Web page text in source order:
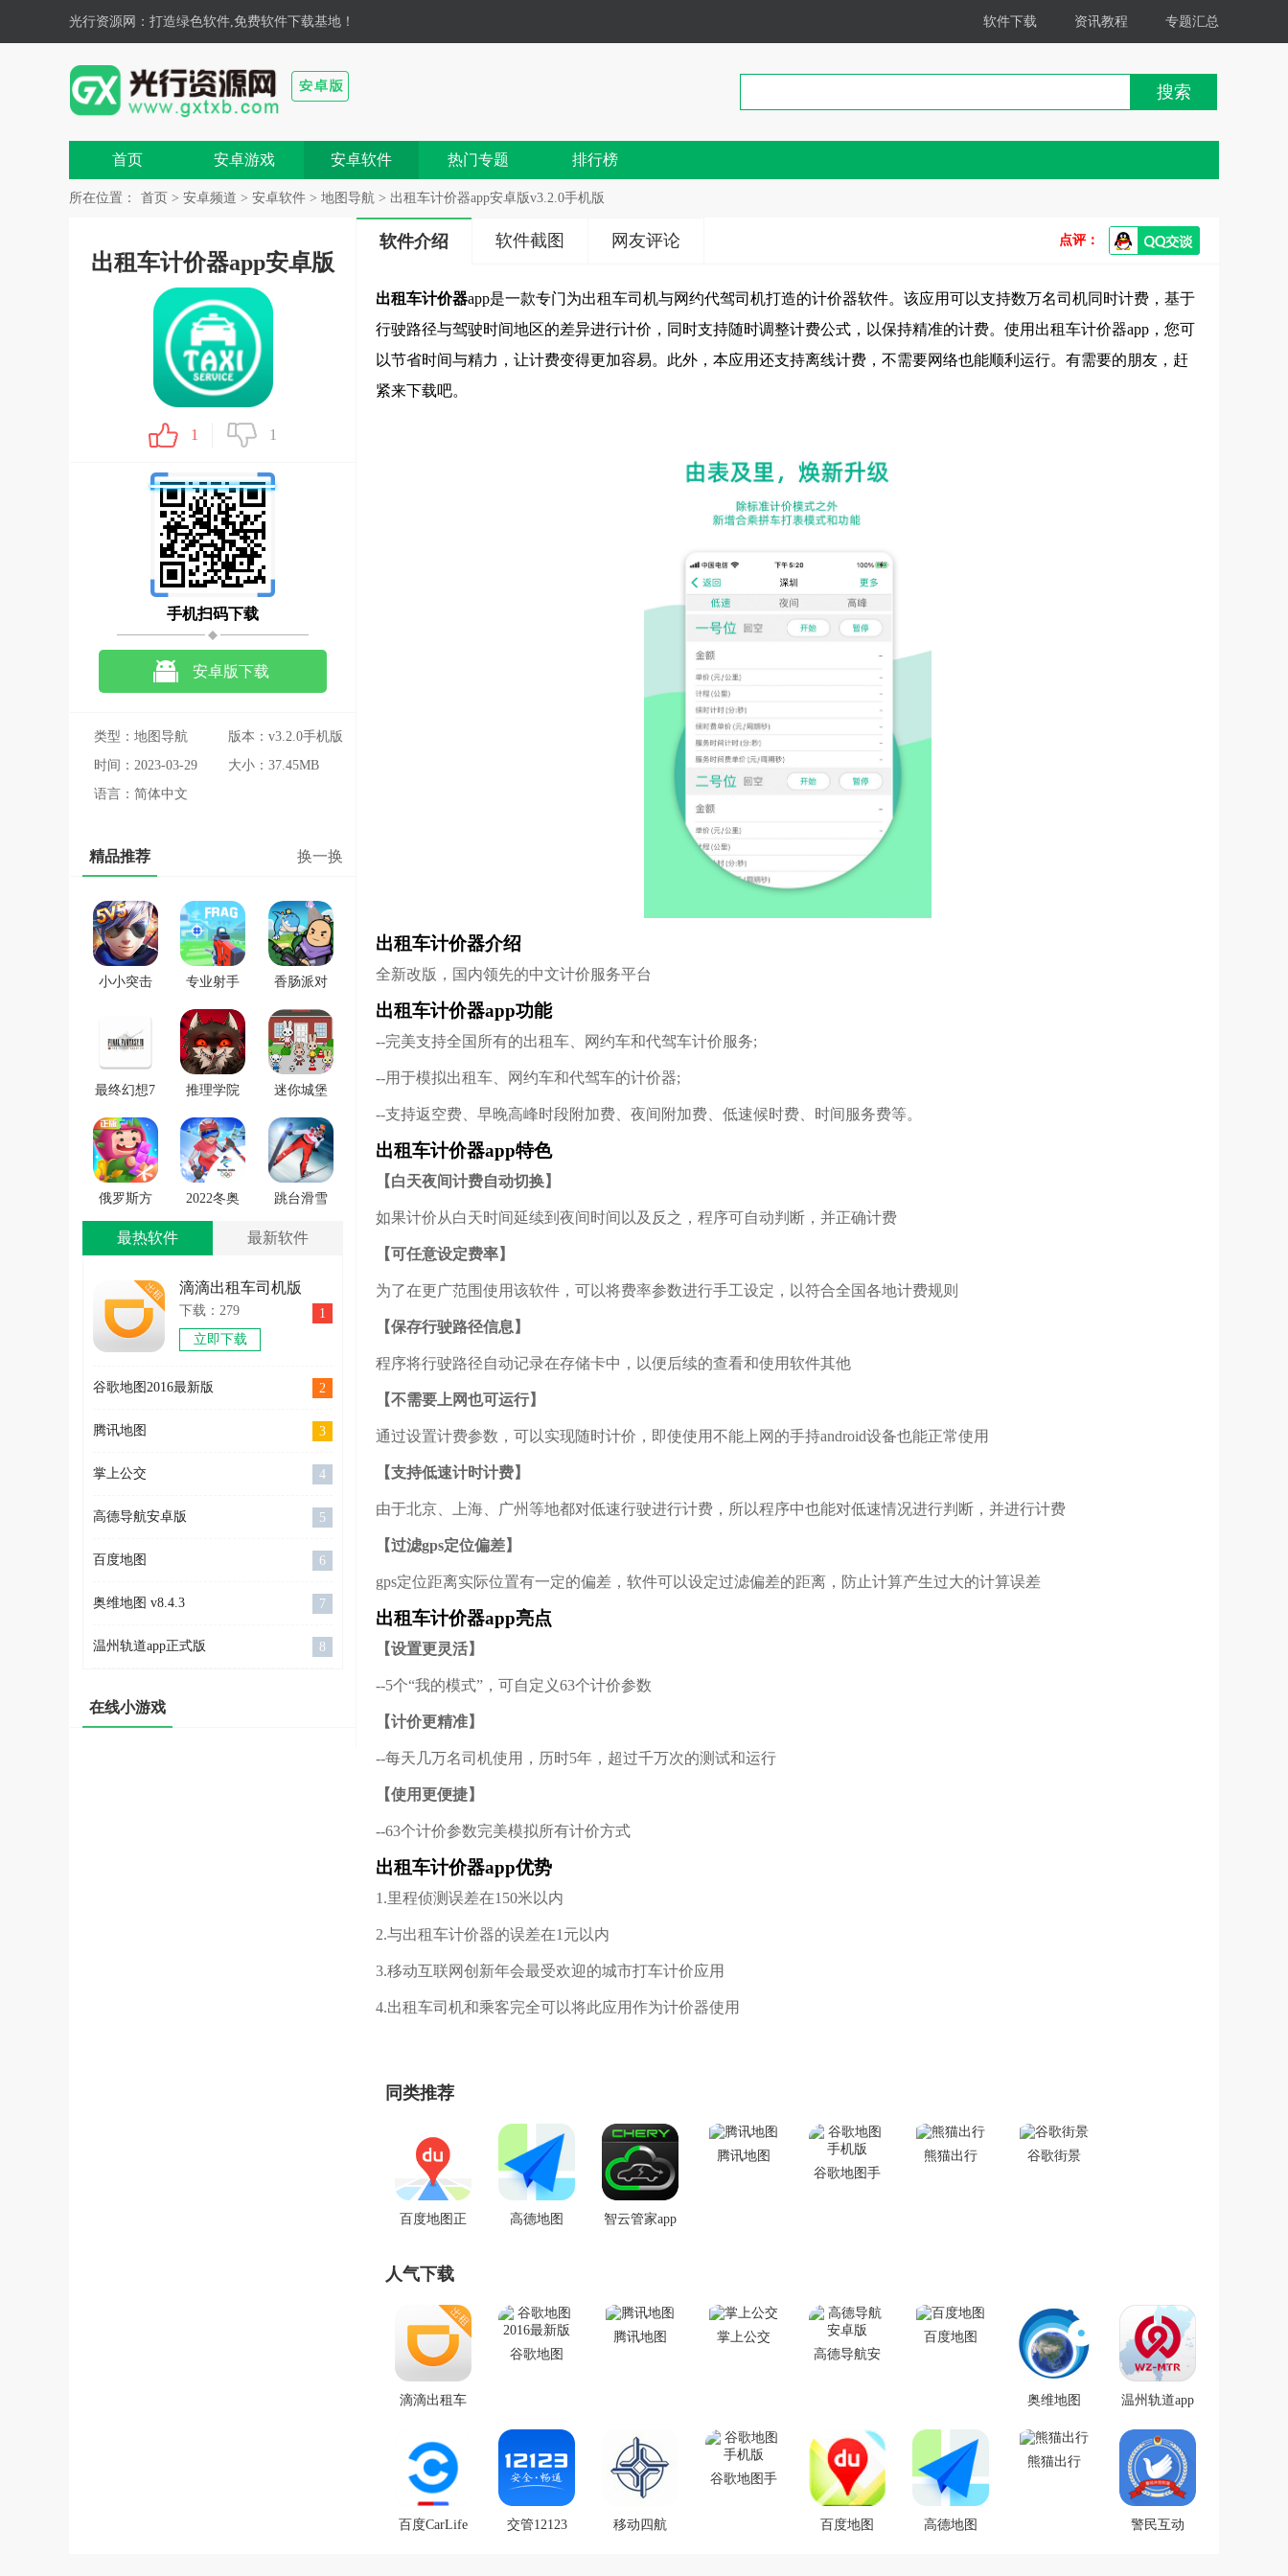
光行资源网 ：打造绿色软件,免费软件下载基地！ 软件下载 资讯教程 专题汇总
搜索
首页 安卓游戏 安卓软件 热门专题 排行榜
所在位置： 首页 > 安卓频道 > 安卓软件 > 地图导航 > 出租车计价器app安卓版v3.2.0手机版
出租车计价器app安卓版
1 1
手机扫码下载
安卓版下载
类型：地图导航
版本：v3.2.0手机版
时间：2023-03-29
大小：37.45MB
语言：简体中文
精品推荐 换一换
小小突击
专业射手
FRAG
香肠派对
正版手戏
最终幻想7
第一士兵
app
推理学院
手游安卓
版
迷你城堡
小镇新房
游戏
俄罗斯方
块环游记
2022
2022冬奥
滑雪冒险
（OlympicGamesJam2022）
跳台滑雪
SkiJumpingPro
最热软件 最新软件
滴滴出租车司机版
下载：279
立即下载
1
谷歌地图2016最新版 2
腾讯地图 3
掌上公交 4
高德导航安卓版 5
百度地图 6
奥维地图 v8.4.3 7
温州轨道app正式版 8
在线小游戏
软件介绍 软件截图 网友评论 点评：
出租车计价器app是一款专门为出租车司机与网约代驾司机打造的计价器软件。该应用可以支持数万名司机同时计费，基于
行驶路径与驾驶时间地区的差异进行计价，同时支持随时调整计费公式，以保持精准的计费。使用出租车计价器app，您可
以节省时间与精力，让计费变得更加容易。此外，本应用还支持离线计费，不需要网络也能顺利运行。有需要的朋友，赶
紧来下载吧。
出租车计价器介绍
全新改版，国内领先的中文计价服务平台
出租车计价器app功能
--完美支持全国所有的出租车、网约车和代驾车计价服务;
--用于模拟出租车、网约车和代驾车的计价器;
--支持返空费、早晚高峰时段附加费、夜间附加费、低速候时费、时间服务费等。
出租车计价器app特色
【白天夜间计费自动切换】
如果计价从白天时间延续到夜间时间以及反之，程序可自动判断，并正确计费
【可任意设定费率】
为了在更广范围使用该软件，可以将费率参数进行手工设定，以符合全国各地计费规则
【保存行驶路径信息】
程序将行驶路径自动记录在存储卡中，以便后续的查看和使用软件其他
【不需要上网也可运行】
通过设置计费参数，可以实现随时计价，即使使用不能上网的手持android设备也能正常使用
【支持低速计时计费】
由于北京、上海、广州等地都对低速行驶进行计费，所以程序中也能对低速情况进行判断，并进行计费
【过滤gps定位偏差】
gps定位距离实际位置有一定的偏差，软件可以设定过滤偏差的距离，防止计算产生过大的计算误差
出租车计价器app亮点
【设置更灵活】
--5个“我的模式”，可自定义63个计价参数
【计价更精准】
--每天几万名司机使用，历时5年，超过千万次的测试和运行
【使用更便捷】
--63个计价参数完美模拟所有计价方式
出租车计价器app优势
1.里程侦测误差在150米以内
2.与出租车计价器的误差在1元以内
3.移动互联网创新年会最受欢迎的城市打车计价应用
4.出租车司机和乘客完全可以将此应用作为计价器使用
同类推荐
百度地图正
高德地图
智云管家app
腾讯地图
谷歌地图手
熊猫出行 谷歌街景
人气下载
滴滴出租车
谷歌地图
腾讯地图
掌上公交
高德导航安
百度地图
奥维地图
温州轨道app
百度CarLife
交管12123
移动四航
谷歌地图手
百度地图
高德地图
熊猫出行
警民互动